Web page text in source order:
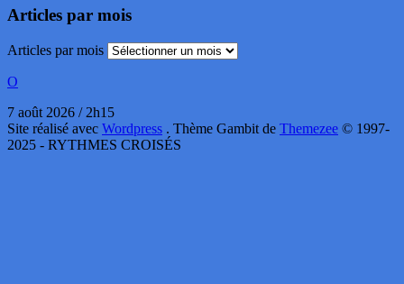
Articles par mois
Articles par mois
O
7 août 2026 / 2h15
Site réalisé avec Wordpress . Thème Gambit de Themezee © 1997-
2025 - RYTHMES CROISÉS